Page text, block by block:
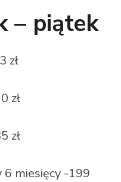
– piątek
zł
zł
zł
miesięcy -199